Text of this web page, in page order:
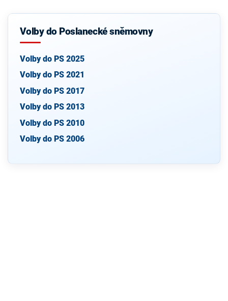
Volby do Poslanecké sněmovny
Volby do PS 2025
Volby do PS 2021
Volby do PS 2017
Volby do PS 2013
Volby do PS 2010
Volby do PS 2006